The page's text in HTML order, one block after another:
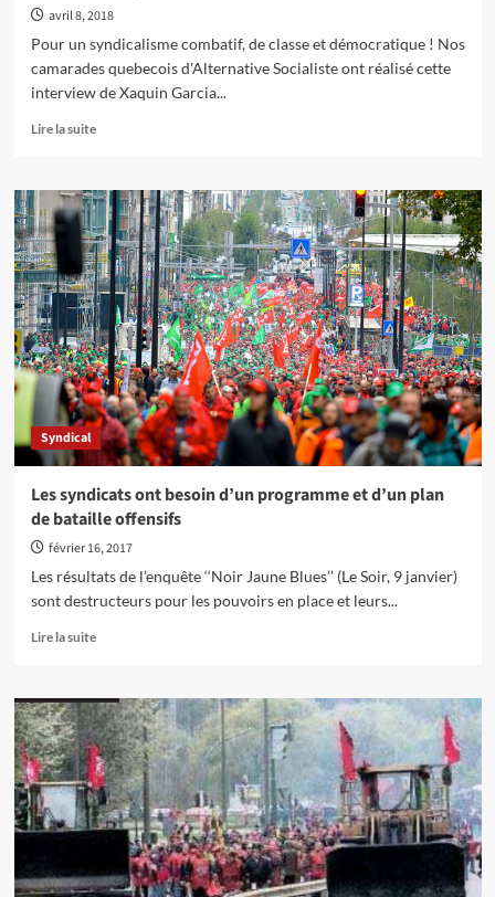
avril 8, 2018
Pour un syndicalisme combatif, de classe et démocratique ! Nos
camarades quebecois d'Alternative Socialiste ont réalisé cette
interview de Xaquin Garcia...
Lire la suiteEn
sur
Entrevue
avec
Xaquin
Garcia
Sinde,
militant
du
collectif
syndical
espagnol
Ganemos
CCOO
Syndical
Les syndicats ont besoin d’un programme et d’un plan
de bataille offensifs
février 16, 2017
Les résultats de l’enquête ‘‘Noir Jaune Blues’’ (Le Soir, 9 janvier)
sont destructeurs pour les pouvoirs en place et leurs...
Lire la suiteEn
sur
Les
syndicats
ont
besoin
d’un
programme
plan